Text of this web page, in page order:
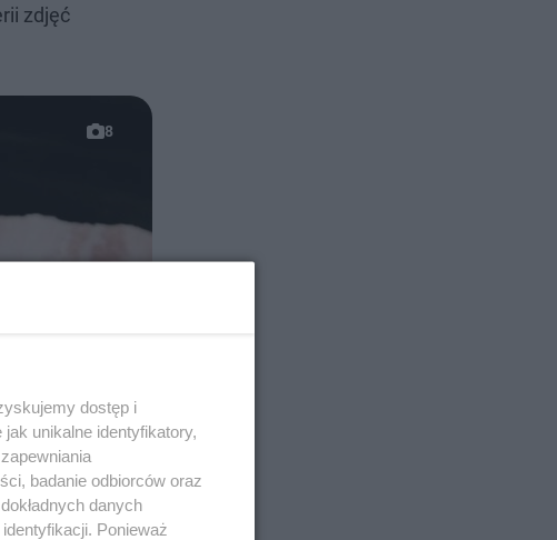
zdjęć
8
dostęp i
unikalne identyfikatory,
badanie odbiorców oraz
danych
Ponieważ